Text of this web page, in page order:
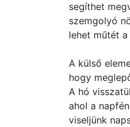
segíthet
szemgolyó
lehet műtét
A külső
hogy
A hó
ahol a
viseljünk